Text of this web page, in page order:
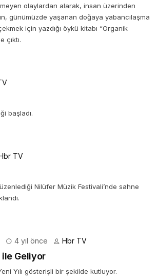
olaylardan alarak, insan üzerinden
günümüzde yaşanan doğaya yabancılaşma
için yazdığı öykü kitabı “Organik
çıktı.
başladı.
TV
Nilüfer Müzik Festivali’nde sahne
4 yıl önce Hbr TV
Geliyor
Yılı gösterişli bir şekilde kutluyor.